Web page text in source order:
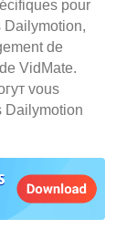
Português
Türkçe
العربية
বাংলা
pour
Dailymotion,
de
VidMate.
vous
Dailymotion